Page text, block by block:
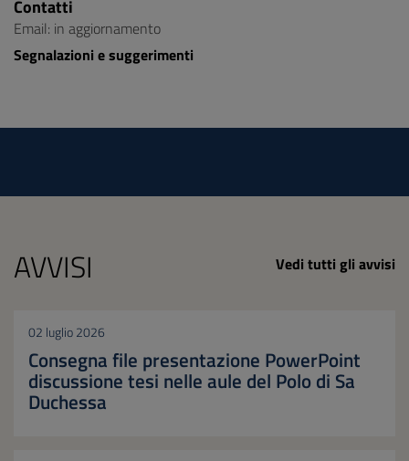
Contatti
Email: in aggiornamento
Segnalazioni e suggerimenti
AVVISI Vedi tutti gli avvisi
02 luglio 2026
Consegna file presentazione PowerPoint
discussione tesi nelle aule del Polo di Sa
Duchessa